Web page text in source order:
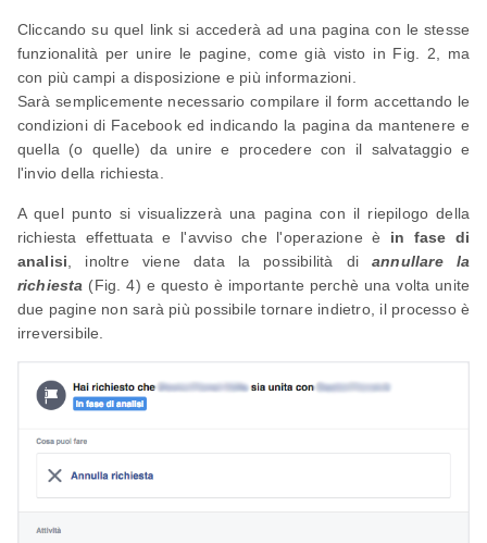
Cliccando su quel link si accederà ad una pagina con le stesse
funzionalità per unire le pagine, come già visto in Fig. 2, ma
con più campi a disposizione e più informazioni.
Sarà semplicemente necessario compilare il form accettando le
condizioni di Facebook ed indicando la pagina da mantenere e
quella (o quelle) da unire e procedere con il salvataggio e
l'invio della richiesta.
A quel punto si visualizzerà una pagina con il riepilogo della
richiesta effettuata e l'avviso che l'operazione è in fase di
analisi, inoltre viene data la possibilità di annullare la
richiesta (Fig. 4) e questo è importante perchè una volta unite
due pagine non sarà più possibile tornare indietro, il processo è
irreversibile.